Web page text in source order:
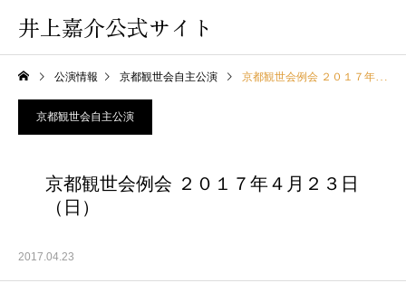
井上嘉介公式サイト
公演情報 京都観世会自主公演 京都観世会例会 ２０１７年４月２３日（日）
京都観世会自主公演
京都観世会例会 ２０１７年４月２３日
（日）
2017.04.23